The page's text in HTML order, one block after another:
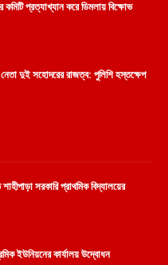
প্রত্যাখ্যান করে ডিমলায় বিক্ষোভ
দুই সহোদরের রাজত্ব: পুলিশি হস্তক্ষেপ
সরকারি প্রাথমিক বিদ্যালয়ের
ইউনিয়নের কার্যালয় উদ্বোধন